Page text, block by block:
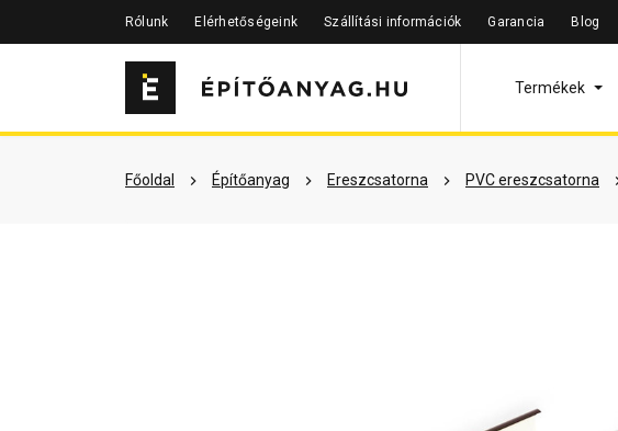
Rólunk Elérhetőségeink Szállítási információk Garancia Blog
Termékek
Főoldal Építőanyag Ereszcsatorna PVC ereszcsatorna
Szükséged lehet rá Részletes leírás